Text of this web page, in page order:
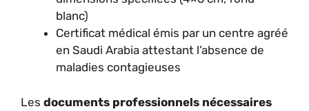
blanc)
Certificat médical émis par un centre agréé
en Saudi Arabia attestant l’absence de
maladies contagieuses
Les documents professionnels nécessaires